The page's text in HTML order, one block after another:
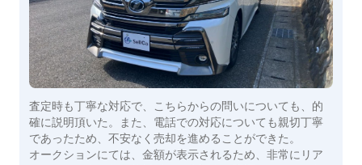
査定時も丁寧な対応で、こちらからの問いについても、的
確に説明頂いた。また、電話での対応についても親切丁寧
であったため、不安なく売却を進めることができた。
オークションにては、金額が表示されるため、非常にリア